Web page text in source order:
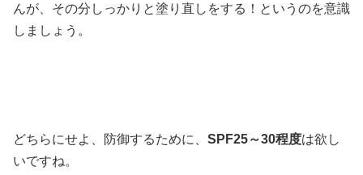
んが、その分しっかりと塗り直しをする！というのを意識
しましょう。
どちらにせよ、防御するために、 SPF25～30程度は欲し
いですね。